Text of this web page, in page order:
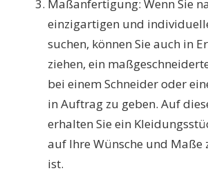
Maßanfertigung: Wenn Sie
einzigartigen und
suchen, können Sie auch in
ziehen, ein
bei einem Schneider oder
in Auftrag zu geben. Auf
erhalten Sie ein
auf Ihre Wünsche und Maße
ist.